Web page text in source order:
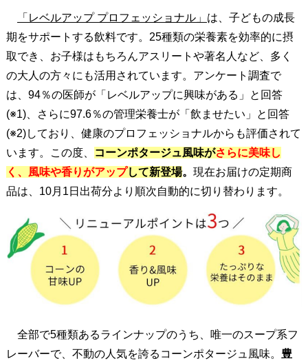
「レベルアップ プロフェッショナル」 は、子どもの成長
期をサポートする飲料です。25種類の栄養素を効率的に摂
取でき、お子様はもちろんアスリートや著名人など、多く
の大人の方々にも活用されています。アンケート調査で
は、94％の医師が「レベルアップに興味がある」と回答
(※1)、さらに97.6％の管理栄養士が「飲ませたい」と回答
(※2)しており、健康のプロフェッショナルからも評価されて
います。この度、
コーンポタージュ風味がさらに美味し
く、風味や香りがアップして新登場。 現在お届けの定期商
品は、10月1日出荷分より順次自動的に切り替わります。
全部で5種類あるラインナップのうち、唯一のスープ系フ
レーバーで、不動の人気を誇るコーンポタージュ風味。 豊